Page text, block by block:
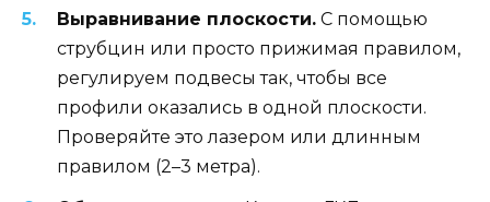
Выравнивание плоскости. С помощью
струбцин или просто прижимая правилом,
регулируем подвесы так, чтобы все
профили оказались в одной плоскости.
Проверяйте это лазером или длинным
правилом (2–3 метра).